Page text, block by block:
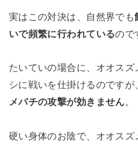
実はこの対決は、自然界でも
いで頻繁に行われているので
たいていの場合に、オオス
シに戦いを仕掛けるのですが
メバチの攻撃が効きません。
硬い身体のお陰で、オオス